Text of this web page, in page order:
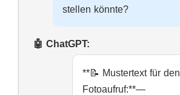
stellen könnte?
**📝 Mustertext für den
Fotoaufruf:**—